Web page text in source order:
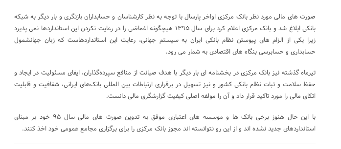
صورت های مالی مورد نظر بانک مرکزی اواخر پارسال با توجه به نظر کارشناسان و حسابداران بازنگری و بار دیگر به شبکه
بانکی ابلاغ شد و بانک مرکزی اعلام کرد برای سال ۱۳۹۵ هیچگونه اغماضی را در رعایت نکردن این استانداردها نمی پذیرد
زیرا یکی از الزام های پیوستن نظام بانکی ایران به سیستم جهانی، رعایت این استانداردهاست که زبان جهانشمول
حسابداری و حسابرسی بنگاه های اقتصادی به شمار می رود.
تیرماه گذشته نیز بانک مرکزی در بخشنامه ای بار دیگر با هدف صیانت از منافع سپرده‌گذاران، ایفای مسئولیت در ایجاد و
حفظ سلامت و ثبات نظام بانکی کشور و نیز تسهیل در برقراری ارتباطات بین المللی بانک‌های ایرانی، شفافیت و قابلیت
اتکای مالی را مورد تاکید قرار داد و آن را مولفه اصلی کیفیت گزارشگری مالی دانست.
با این حال هنوز برخی بانک ها و موسسه های اعتباری موفق به تدوین صورت های مالی سال ۹۵ خود بر مبنای
استانداردهای جدید نشده اند و از این رو نتوانسته اند مجوز بانک مرکزی را برای برگزاری مجامع عمومی خود اخذ کنند.